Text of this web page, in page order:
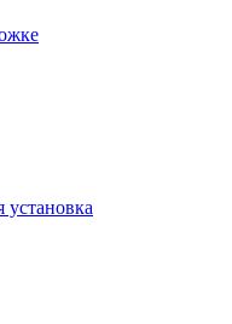
установка